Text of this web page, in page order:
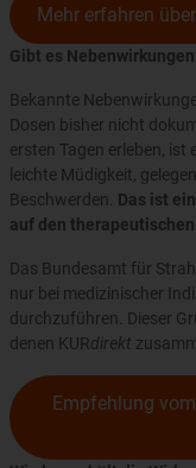
Mehr erfahren
Gibt es
Bekannte
Dosen bisher nicht
ersten Tagen erleben,
leichte Müdigkeit,
Beschwerden. Das ist
auf den
Das Bundesamt für
nur bei medizinischer
durchzuführen. Dieser
denen KURdirekt
Empfehlung